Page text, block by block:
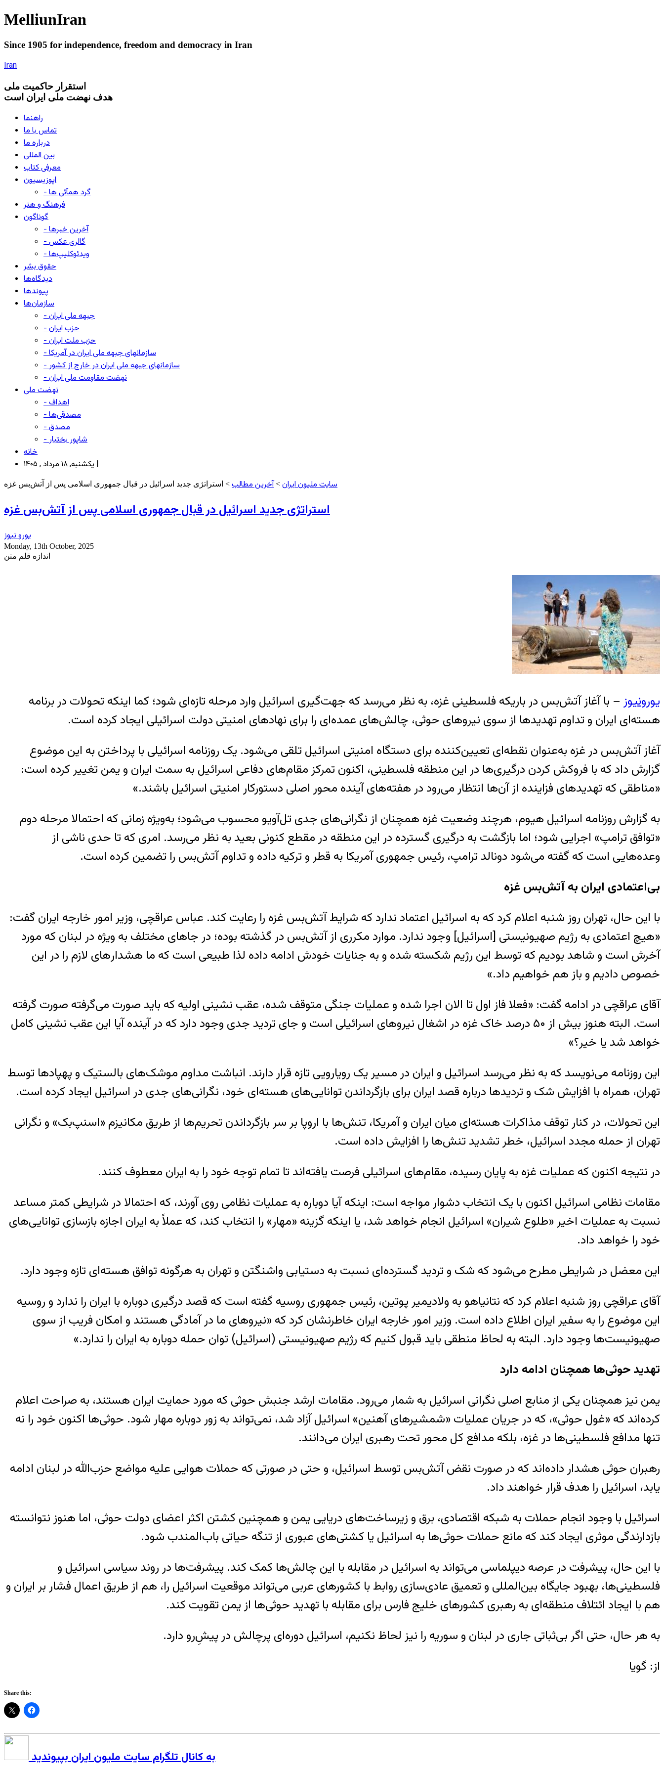
MelliunIran
Since 1905 for independence, freedom and democracy in Iran
Iran
استقرار حاکميت ملی
هدف نهضت ملی ایران است
راهنما
تماس با ما
درباره ما
بین المللی
معرفی کتاب
اپوزیسیون
- گرد همآئی ها
فرهنگ و هنر
گوناگون
- آخرین خبرها
- گالری عکس
- ویدئوکلیپ‌ها
حقوق بشر
دیدگاه‌ها
پیوندها
سازمان‌ها
- جبهه ملی ایران
- حزب ایران
- حزب ملت ایران
- سازمانهای جبهه ملی ایران در آمریکا
- سازمانهای جبهه ملی ایران در خارج از کشور
- نهضت مقاومت ملی ایران
نهضت ملی
- اهداف
- مصدقی‌ها
- مصدق
- شاپور بختیار
خانه
یکشنبه, ۱۸ مرداد , ۱۴۰۵ |
سایت ملیون ایران >آخرین مطالب > استراتژی جدید اسرائیل در قبال جمهوری اسلامی پس از آتش‌بس غزه
استراتژی جدید اسرائیل در قبال جمهوری اسلامی پس از آتش‌بس غزه
یورو نیوز
Monday, 13th October, 2025
اندازه قلم متن
یورونیوز – با آغاز آتش‌بس در باریکه فلسطینی غزه، به نظر می‌رسد که جهت‌گیری اسرائیل وارد مرحله تازه‌ای شود؛ کما اینکه تحولات در برنامه
هسته‌ای ایران و تداوم تهدیدها از سوی نیروهای حوثی، چالش‌های عمده‌ای را برای نهادهای امنیتی دولت اسرائیلی ایجاد کرده است.
آغاز آتش‌بس در غزه به‌عنوان نقطه‌ای تعیین‌کننده برای دستگاه امنیتی اسرائیل تلقی می‌شود. یک روزنامه اسرائیلی با پرداختن به این موضوع
گزارش داد که با فروکش کردن درگیری‌ها در این منطقه فلسطینی، اکنون تمرکز مقام‌های دفاعی اسرائیل به سمت ایران و یمن تغییر کرده است:
«مناطقی که تهدیدهای فزاینده از آن‌ها انتظار می‌رود در هفته‌های آینده محور اصلی دستورکار امنیتی اسرائیل باشند.»
به گزارش روزنامه اسرائیل هیوم، هرچند وضعیت غزه همچنان از نگرانی‌های جدی تل‌آویو محسوب می‌شود؛ به‌ویژه زمانی که احتمالا مرحله دوم
«توافق ترامپ» اجرایی شود؛ اما بازگشت به درگیری گسترده در این منطقه در مقطع کنونی بعید به نظر می‌رسد. امری که تا حدی ناشی از
وعده‌هایی است که گفته می‌شود دونالد ترامپ، رئیس جمهوری آمریکا به قطر و ترکیه داده و تداوم آتش‌بس را تضمین کرده است.
بی‌اعتمادی ایران به آتش‌بس غزه
با این حال، تهران روز شنبه اعلام کرد که به اسرائیل اعتماد ندارد که شرایط آتش‌بس غزه را رعایت کند. عباس عراقچی، وزیر امور خارجه ایران گفت:
«هیچ اعتمادی به رژیم صهیونیستی [اسرائیل] وجود ندارد. موارد مکرری از آتش‌بس در گذشته بوده؛ در جا‌های مختلف به ویژه در لبنان که مورد
آخرش است و شاهد بودیم که توسط این رژیم شکسته شده و به جنایات خودش ادامه داده لذا طبیعی است که ما هشدار‌های لازم را در این
خصوص دادیم و باز هم خواهیم داد.»
آقای عراقچی در ادامه گفت: «فعلا فاز اول تا الان اجرا شده و عملیات جنگی متوقف شده، عقب نشینی اولیه که باید صورت می‌گرفته صورت گرفته
است. البته هنوز بیش از ۵۰ درصد خاک غزه در اشغال نیرو‌های اسرائیلی است و جای تردید جدی وجود دارد که در آینده آیا این عقب نشینی کامل
خواهد شد یا خیر؟»
این روزنامه می‌نویسد که به نظر می‌رسد اسرائیل و ایران در مسیر یک رویارویی تازه قرار دارند. انباشت مداوم موشک‌های بالستیک و پهپادها توسط
تهران، همراه با افزایش شک و تردیدها درباره قصد ایران برای بازگرداندن توانایی‌های هسته‌ای خود، نگرانی‌های جدی در اسرائیل ایجاد کرده است.
این تحولات، در کنار توقف مذاکرات هسته‌ای میان ایران و آمریکا، تنش‌ها با اروپا بر سر بازگرداندن تحریم‌ها از طریق مکانیزم «اسنپ‌بک» و نگرانی
تهران از حمله مجدد اسرائیل، خطر تشدید تنش‌ها را افزایش داده است.
در نتیجه اکنون که عملیات غزه به پایان رسیده، مقام‌های اسرائیلی فرصت یافته‌اند تا تمام توجه خود را به ایران معطوف کنند.
مقامات نظامی اسرائیل اکنون با یک انتخاب دشوار مواجه است: اینکه آیا دوباره به عملیات نظامی روی آورند، که احتمالا در شرایطی کمتر مساعد
نسبت به عملیات اخیر «طلوع شیران» اسرائیل انجام خواهد شد، یا اینکه گزینه «مهار» را انتخاب کند، که عملاً به ایران اجازه بازسازی توانایی‌های
خود را خواهد داد.
این معضل در شرایطی مطرح می‌شود که شک و تردید گسترده‌ای نسبت به دستیابی واشنگتن و تهران به هرگونه توافق هسته‌ای تازه وجود دارد.
آقای عراقچی روز شنبه اعلام کرد که نتانیاهو به ولادیمیر پوتین، رئیس جمهوری روسیه گفته است که قصد درگیری دوباره با ایران را ندارد و روسیه
این موضوع را به سفیر ایران اطلاع داده است. وزیر امور خارجه ایران خاطرنشان کرد که «نیروهای ما در آمادگی هستند و امکان فریب از سوی
صهیونیست‌ها وجود دارد. البته به لحاظ منطقی باید قبول کنیم که رژیم صهیونیستی (اسرائیل) توان حمله دوباره به ایران را ندارد.»
تهدید حوثی‌ها همچنان ادامه دارد
یمن نیز همچنان یکی از منابع اصلی نگرانی اسرائیل به شمار می‌رود. مقامات ارشد جنبش حوثی که مورد حمایت ایران هستند، به صراحت اعلام
کرده‌اند که «غول حوثی»، که در جریان عملیات «شمشیرهای آهنین» اسرائیل آزاد شد، نمی‌تواند به زور دوباره مهار شود. حوثی‌ها اکنون خود را نه
تنها مدافع فلسطینی‌ها در غزه، بلکه مدافع کل محور تحت رهبری ایران می‌دانند.
رهبران حوثی هشدار داده‌اند که در صورت نقض آتش‌بس توسط اسرائیل، و حتی در صورتی که حملات هوایی علیه مواضع حزب‌الله در لبنان ادامه
یابد، اسرائیل را هدف قرار خواهند داد.
اسرائیل با وجود انجام حملات به شبکه اقتصادی، برق و زیرساخت‌های دریایی یمن و همچنین کشتن اکثر اعضای دولت حوثی، اما هنوز نتوانسته
بازدارندگی موثری ایجاد کند که مانع حملات حوثی‌ها به اسرائیل یا کشتی‌های عبوری از تنگه حیاتی باب‌المندب شود.
با این حال، پیشرفت در عرصه دیپلماسی می‌تواند به اسرائیل در مقابله با این چالش‌ها کمک کند. پیشرفت‌ها در روند سیاسی اسرائیل و
فلسطینی‌ها، بهبود جایگاه بین‌المللی و تعمیق عادی‌سازی روابط با کشورهای عربی می‌تواند موقعیت اسرائیل را، هم از طریق اعمال فشار بر ایران و
هم با ایجاد ائتلاف منطقه‌ای به رهبری کشورهای خلیج فارس برای مقابله با تهدید حوثی‌ها از یمن تقویت کند.
به هر حال، حتی اگر بی‌ثباتی جاری در لبنان و سوریه را نیز لحاظ نکنیم، اسرائیل دوره‌ای پرچالش در پیش‌ِرو دارد.
از: گویا
Share this:
به کانال تلگرام سایت ملیون ایران بپیوندید